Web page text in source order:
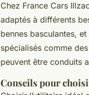
Chez France Cars
adaptés à différents
bennes basculantes,
spécialisés comme
peuvent être conduits
Conseils pour